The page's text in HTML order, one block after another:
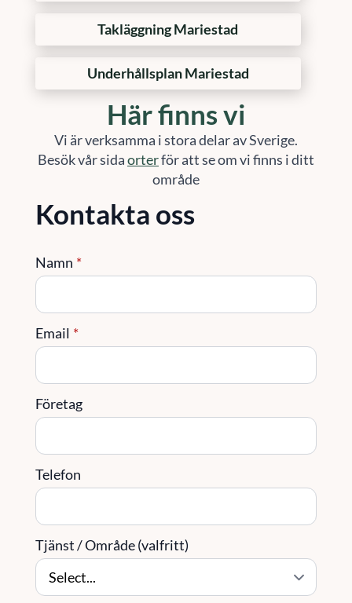
Takläggning Mariestad
Underhållsplan Mariestad
Här finns vi
Vi är verksamma i stora delar av Sverige.
Besök vår sidaorterför att se om vi finns i ditt
område
Kontakta oss
Namn *
Email *
Företag
Telefon
Tjänst / Område (valfritt)